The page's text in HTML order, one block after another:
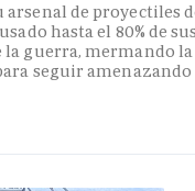
de proyectiles
hasta el 80% de
la guerra, mermando la
seguir amenazando